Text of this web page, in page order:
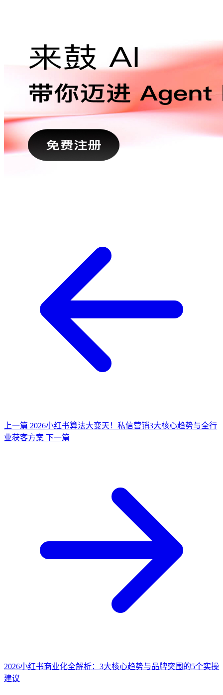
上一篇 2026小红书算法大变天！私信营销3大核心趋势与全行
业获客方案 下一篇
2026小红书商业化全解析：3大核心趋势与品牌突围的5个实操
建议